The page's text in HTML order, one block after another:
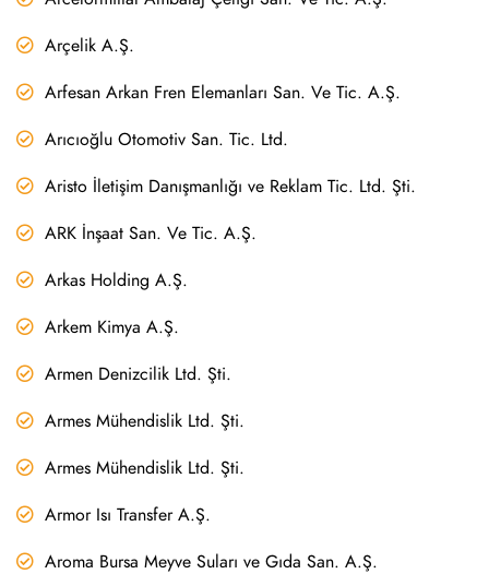
Arçelik A.Ş.
Arfesan Arkan Fren Elemanları San. Ve Tic. A.Ş.
Arıcıoğlu Otomotiv San. Tic. Ltd.
Aristo İletişim Danışmanlığı ve Reklam Tic. Ltd. Şti.
ARK İnşaat San. Ve Tic. A.Ş.
Arkas Holding A.Ş.
Arkem Kimya A.Ş.
Armen Denizcilik Ltd. Şti.
Armes Mühendislik Ltd. Şti.
Armes Mühendislik Ltd. Şti.
Armor Isı Transfer A.Ş.
Aroma Bursa Meyve Suları ve Gıda San. A.Ş.